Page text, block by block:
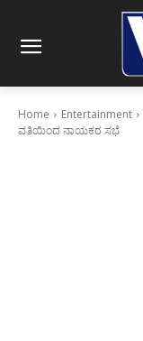
Home Entertainment
ವತಿಯಿಂದ ನಾಯಕರ ಸಭೆ